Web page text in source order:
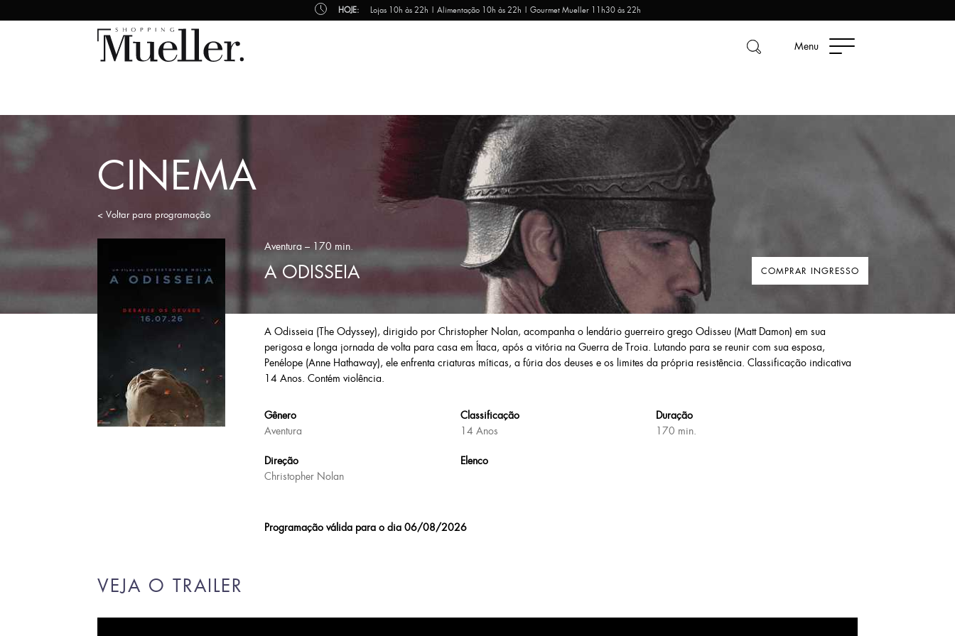
HOJE: Lojas 10h às 22h | Alimentação 10h às 22h | Gourmet Mueller 11h30 às 22h
Menu
COMPRAR INGRESSO
CINEMA
< Voltar para programação
Aventura– 170 min.
A ODISSEIA
A Odisseia (The Odyssey), dirigido por Christopher Nolan, acompanha o lendário guerreiro grego Odisseu (Matt Damon) em sua
perigosa e longa jornada de volta para casa em Ítaca, após a vitória na Guerra de Troia. Lutando para se reunir com sua esposa,
Penélope (Anne Hathaway), ele enfrenta criaturas míticas, a fúria dos deuses e os limites da própria resistência. Classificação indicativa
14 Anos. Contém violência.
Gênero
Aventura
Direção
Christopher Nolan
Classificação
14 Anos
Elenco
Duração
170 min.
Programação válida para o dia 06/08/2026
VEJA O TRAILER